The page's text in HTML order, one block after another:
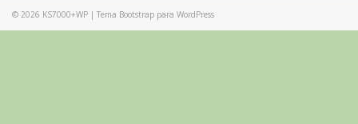
© 2026 KS7000+WP | Tema Bootstrap para WordPress